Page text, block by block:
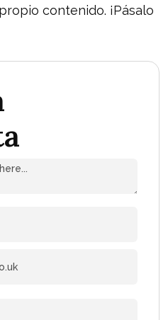
contenido. ¡Pásalo